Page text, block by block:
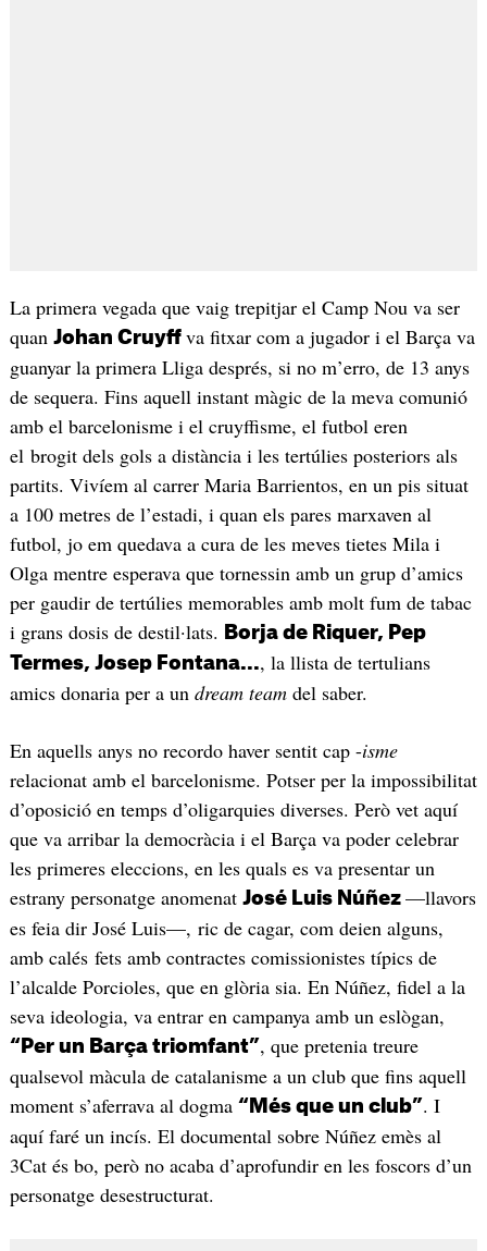
La primera vegada que vaig trepitjar el Camp Nou va ser
quan Johan Cruyff va fitxar com a jugador i el Barça va
guanyar la primera Lliga després, si no m’erro, de 13 anys
de sequera. Fins aquell instant màgic de la meva comunió
amb el barcelonisme i el cruyffisme, el futbol eren
el brogit dels gols a distància i les tertúlies posteriors als
partits. Vivíem al carrer Maria Barrientos, en un pis situat
a 100 metres de l’estadi, i quan els pares marxaven al
futbol, jo em quedava a cura de les meves tietes Mila i
Olga mentre esperava que tornessin amb un grup d’amics
per gaudir de tertúlies memorables amb molt fum de tabac
i grans dosis de destil·lats.
Borja de Riquer, Pep
Termes, Josep Fontana..., la llista de tertulians
amics donaria per a un dream team del saber.
En aquells anys no recordo haver sentit cap -isme
relacionat amb el barcelonisme. Potser per la impossibilitat
d’oposició en temps d’oligarquies diverses. Però vet aquí
que va arribar la democràcia i el Barça va poder celebrar
les primeres eleccions, en les quals es va presentar un
estrany personatge anomenat José Luis Núñez —llavors
es feia dir José Luis—, ric de cagar, com deien alguns,
amb calés fets amb contractes comissionistes típics de
l’alcalde Porcioles, que en glòria sia. En Núñez, fidel a la
seva ideologia, va entrar en campanya amb un eslògan,
“Per un Barça triomfant”, que pretenia treure
qualsevol màcula de catalanisme a un club que fins aquell
moment s’aferrava al dogma “Més que un club”. I
aquí faré un incís. El documental sobre Núñez emès al
3Cat és bo, però no acaba d’aprofundir en les foscors d’un
personatge desestructurat.